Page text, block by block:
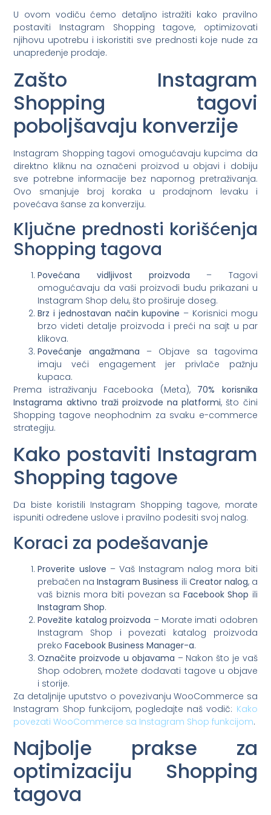
U ovom vodiču ćemo detaljno istražiti kako pravilno
postaviti Instagram Shopping tagove, optimizovati
njihovu upotrebu i iskoristiti sve prednosti koje nude za
unapređenje prodaje.
Zašto Instagram
Shopping tagovi
poboljšavaju konverzije
Instagram Shopping tagovi omogućavaju kupcima da
direktno kliknu na označeni proizvod u objavi i dobiju
sve potrebne informacije bez napornog pretraživanja.
Ovo smanjuje broj koraka u prodajnom levaku i
povećava šanse za konverziju.
Ključne prednosti korišćenja
Shopping tagova
Povećana vidljivost proizvoda – Tagovi
omogućavaju da vaši proizvodi budu prikazani u
Instagram Shop delu, što proširuje doseg.
Brz i jednostavan način kupovine – Korisnici mogu
brzo videti detalje proizvoda i preći na sajt u par
klikova.
Povećanje angažmana – Objave sa tagovima
imaju veći engagement jer privlače pažnju
kupaca.
Prema istraživanju Facebooka (Meta), 70% korisnika
Instagrama aktivno traži proizvode na platformi, što čini
Shopping tagove neophodnim za svaku e-commerce
strategiju.
Kako postaviti Instagram
Shopping tagove
Da biste koristili Instagram Shopping tagove, morate
ispuniti određene uslove i pravilno podesiti svoj nalog.
Koraci za podešavanje
Proverite uslove – Vaš Instagram nalog mora biti
prebačen naInstagram Business ili Creator nalog, a
vaš biznis mora biti povezan sa Facebook Shop ili
Instagram Shop.
Povežite katalog proizvoda – Morate imati odobren
Instagram Shop i povezati katalog proizvoda
prekoFacebook Business Manager-a.
Označite proizvode u objavama – Nakon što je vaš
Shop odobren, možete dodavati tagove u objave
i storije.
Za detaljnije uputstvo o povezivanju WooCommerce sa
Instagram Shop funkcijom, pogledajte naš vodič: Kako
povezati WooCommerce sa Instagram Shop funkcijom.
Najbolje prakse za
optimizaciju Shopping
tagova